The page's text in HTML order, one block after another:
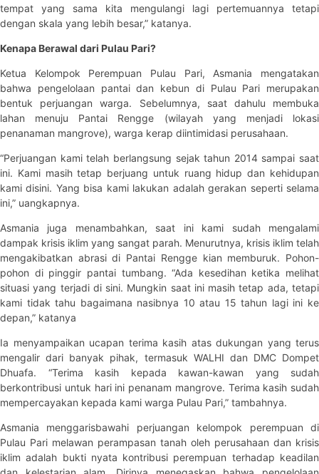
tempat yang sama kita mengulangi lagi pertemuannya tetapi
dengan skala yang lebih besar,” katanya.
Kenapa Berawal dari Pulau Pari?
Ketua Kelompok Perempuan Pulau Pari, Asmania mengatakan
bahwa pengelolaan pantai dan kebun di Pulau Pari merupakan
bentuk perjuangan warga. Sebelumnya, saat dahulu membuka
lahan menuju Pantai Rengge (wilayah yang menjadi lokasi
penanaman mangrove), warga kerap diintimidasi perusahaan.
“Perjuangan kami telah berlangsung sejak tahun 2014 sampai saat
ini. Kami masih tetap berjuang untuk ruang hidup dan kehidupan
kami disini. Yang bisa kami lakukan adalah gerakan seperti selama
ini,” uangkapnya.
Asmania juga menambahkan, saat ini kami sudah mengalami
dampak krisis iklim yang sangat parah. Menurutnya, krisis iklim telah
mengakibatkan abrasi di Pantai Rengge kian memburuk. Pohon-
pohon di pinggir pantai tumbang. “Ada kesedihan ketika melihat
situasi yang terjadi di sini. Mungkin saat ini masih tetap ada, tetapi
kami tidak tahu bagaimana nasibnya 10 atau 15 tahun lagi ini ke
depan,” katanya
Ia menyampaikan ucapan terima kasih atas dukungan yang terus
mengalir dari banyak pihak, termasuk WALHI dan DMC Dompet
Dhuafa. “Terima kasih kepada kawan-kawan yang sudah
berkontribusi untuk hari ini penanam mangrove. Terima kasih sudah
mempercayakan kepada kami warga Pulau Pari,” tambahnya.
Asmania menggarisbawahi perjuangan kelompok perempuan di
Pulau Pari melawan perampasan tanah oleh perusahaan dan krisis
iklim adalah bukti nyata kontribusi perempuan terhadap keadilan